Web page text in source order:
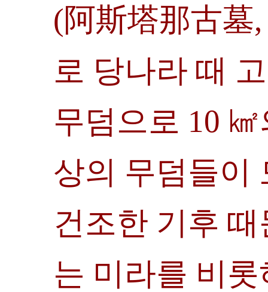
(阿斯塔那古墓,
로 당나라 때
무덤으로 10
상의 무덤들이
건조한 기후
는 미라를 비